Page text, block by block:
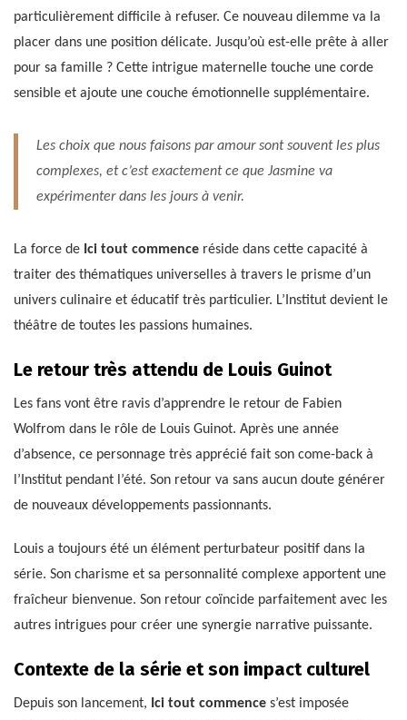
particulièrement difficile à refuser. Ce nouveau dilemme va la
placer dans une position délicate. Jusqu’où est-elle prête à aller
pour sa famille ? Cette intrigue maternelle touche une corde
sensible et ajoute une couche émotionnelle supplémentaire.
Les choix que nous faisons par amour sont souvent les plus
complexes, et c’est exactement ce que Jasmine va
expérimenter dans les jours à venir.
La force de Ici tout commence réside dans cette capacité à
traiter des thématiques universelles à travers le prisme d’un
univers culinaire et éducatif très particulier. L’Institut devient le
théâtre de toutes les passions humaines.
Le retour très attendu de Louis Guinot
Les fans vont être ravis d’apprendre le retour de Fabien
Wolfrom dans le rôle de Louis Guinot. Après une année
d’absence, ce personnage très apprécié fait son come-back à
l’Institut pendant l’été. Son retour va sans aucun doute générer
de nouveaux développements passionnants.
Louis a toujours été un élément perturbateur positif dans la
série. Son charisme et sa personnalité complexe apportent une
fraîcheur bienvenue. Son retour coïncide parfaitement avec les
autres intrigues pour créer une synergie narrative puissante.
Contexte de la série et son impact culturel
Depuis son lancement, Ici tout commence s’est imposée